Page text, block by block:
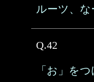
ルーツ、な
Q.42
「お」を